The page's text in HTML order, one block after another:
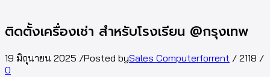
ติดตั้งเครื่องเช่า สำหรับโรงเรียน @กรุงเทพ
19 มิถุนายน 2025 /Posted bySales Computerforrent / 2118 /
0